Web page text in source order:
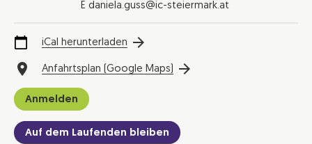
E daniela.guss@ic-steiermark.at
iCal herunterladen
Anfahrtsplan (Google Maps)
Anmelden
Auf dem Laufenden bleiben